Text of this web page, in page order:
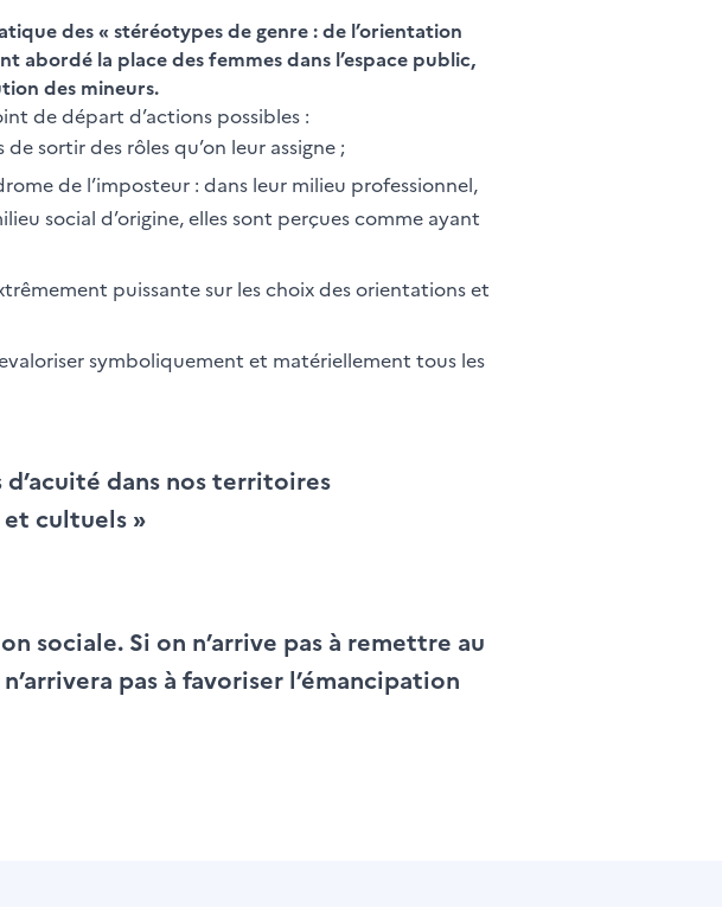
des « stéréotypes de genre : de l’orientation
abordé la place des femmes dans l’espace public,
des mineurs.
de départ d’actions possibles :
sortir des rôles qu’on leur assigne ;
de l’imposteur : dans leur milieu professionnel,
social d’origine, elles sont perçues comme ayant
puissante sur les choix des orientations et
symboliquement et matériellement tous les
d’acuité dans nos territoires
cultuels »
sociale. Si on n’arrive pas à remettre au
pas à favoriser l’émancipation